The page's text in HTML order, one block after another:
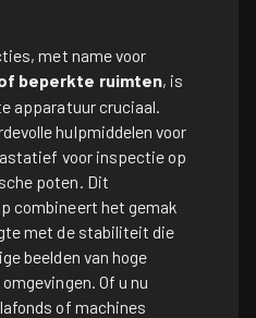
met name voor
beperkte ruimten, is
apparatuur cruciaal.
hulpmiddelen voor
voor inspectie op
poten. Dit
combineert het gemak
met de stabiliteit die
beelden van hoge
Of u nu
of machines